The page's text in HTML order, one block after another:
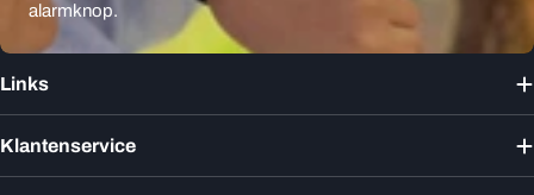
alarmknop.
Links
Klantenservice